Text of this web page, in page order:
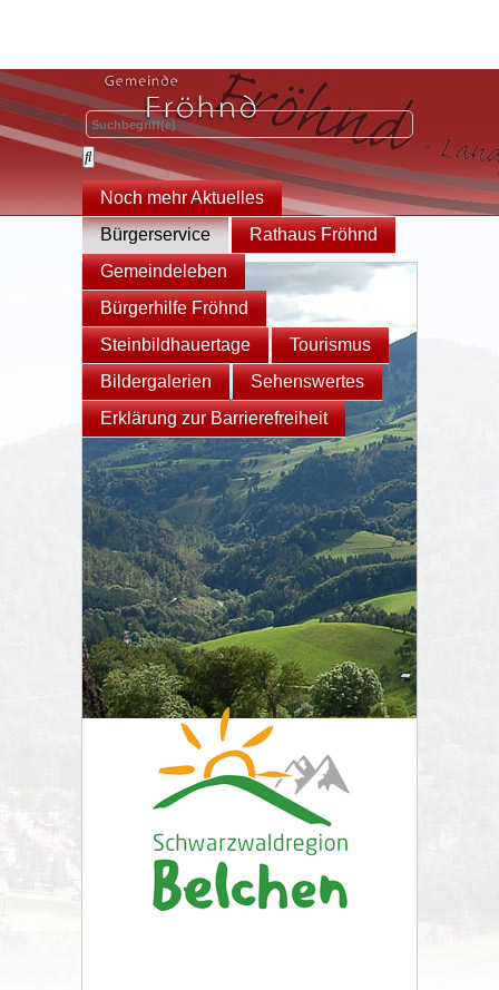
Noch mehr Aktuelles
Bürgerservice
Rathaus Fröhnd
Gemeindeleben
Bürgerhilfe Fröhnd
Steinbildhauertage
Tourismus
Bildergalerien
Sehenswertes
Erklärung zur Barrierefreiheit